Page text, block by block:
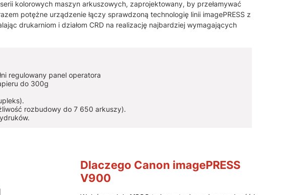
kolorowych maszyn arkuszowych, zaprojektowany, by przełamywać
potężne urządzenie łączy sprawdzoną technologię linii imagePRESS z
drukarniom i działom CRD na realizację najbardziej wymagających
regulowany panel operatora
do 300g
rozbudowy do 7 650 arkuszy).
Dlaczego Canon imagePRESS
V900